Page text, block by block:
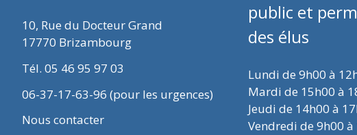
10, Rue du Docteur Grand
17770 Brizambourg
Tél. 05 46 95 97 03
06-37-17-63-96 (pour les urgences)
Nous contacter
public et
des élus
Lundi de 9h00 à
Mardi de 15h00 à
Jeudi de 14h00 à
Vendredi de 9h00 à